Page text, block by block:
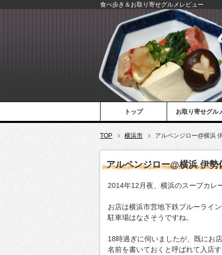
食べ歩き＆お取り寄せグルメレビュー
トップ お取り寄せグル
TOP 横浜市 アルペンジロー@横浜
アルペンジロー@横浜 伊
2014年12月夜、横浜のスープカレ
お店は横浜市営地下鉄ブルーライ
駐車場はなさそうですね。
18時過ぎに伺いましたが、既にお
名前を書いておくと呼ばれて入店す